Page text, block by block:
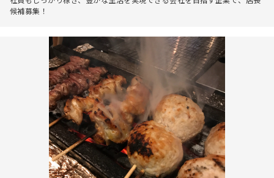
候補募集！